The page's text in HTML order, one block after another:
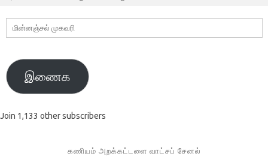
மின்னஞ்சல்
முகவரி
இணைக
Join 1,133 other subscribers
கணியம் அறக்கட்டளை வாட்சப் சேனல்